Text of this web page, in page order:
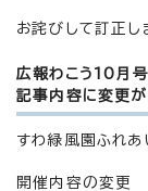
お詫びして訂正し
広報わこう10月号
記事内容に変更が
すわ緑風園ふれ
開催内容の変更